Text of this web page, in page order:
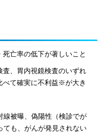
亡率の低下が著しいこと
、胃内視鏡検査のいずれ
べて確実に不利益※が大き
被曝、偽陽性（検診でが
ても、がんが発見されない